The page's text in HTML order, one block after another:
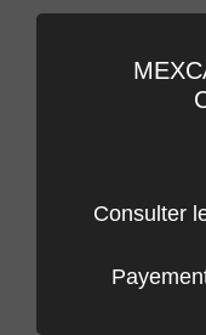
Consulter